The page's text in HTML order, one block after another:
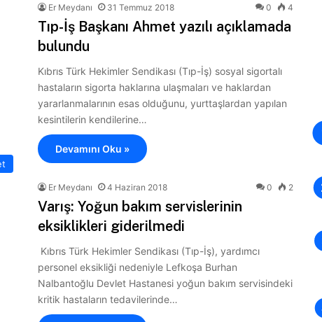
Er Meydanı 31 Temmuz 2018 0 4
Tıp-İş Başkanı Ahmet yazılı açıklamada
bulundu
Kıbrıs Türk Hekimler Sendikası (Tıp-İş) sosyal sigortalı
hastaların sigorta haklarına ulaşmaları ve haklardan
yararlanmalarının esas olduğunu, yurttaşlardan yapılan
kesintilerin kendilerine…
Devamını Oku »
Er Meydanı 4 Haziran 2018 0 2
Varış: Yoğun bakım servislerinin
eksiklikleri giderilmedi
Kıbrıs Türk Hekimler Sendikası (Tıp-İş), yardımcı
personel eksikliği nedeniyle Lefkoşa Burhan
Nalbantoğlu Devlet Hastanesi yoğun bakım servisindeki
kritik hastaların tedavilerinde…